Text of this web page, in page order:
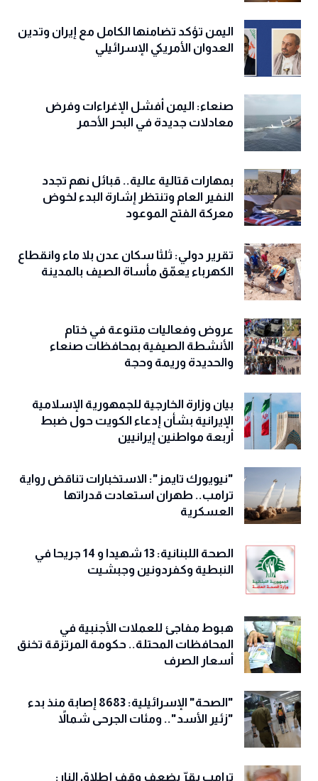
اليمن تؤكد تضامنها الكامل مع إيران وتدين
العدوان الأمريكي الإسرائيلي
صنعاء: اليمن أفشل الإغراءات وفرض
معادلات جديدة في البحر الأحمر
بمهارات قتالية عالية.. قبائل نهم تجدد
النفير العام وتنتظر إشارة البدء لخوض
معركة الفتح الموعود
تقرير دولي: ثلثا سكان عدن بلا ماء وانقطاع
الكهرباء يعمّق مأساة الصيف بالمدينة
عروض وفعاليات متنوعة في ختام
الأنشطة الصيفية بمحافظات صنعاء
والحديدة وريمة وحجة
‏بيان وزارة الخارجية للجمهورية الإسلامية
الإيرانية بشأن إدعاء الكويت حول ضبط
أربعة مواطنين إيرانيين
"نيويورك تايمز": الاستخبارات تناقض رواية
ترامب.. طهران استعادت قدراتها
العسكرية
الصحة اللبنانية: 13 شهيدا و 14 جريحا في
النبطية وكفردونين وجبشيت
هبوط مفاجئ للعملات الأجنبية في
المحافظات المحتلة.. حكومة المرتزقة تخنق
أسعار الصرف
"الصحة" الإسرائيلية: 8683 إصابة منذ بدء
"زئير الأسد".. ومئات الجرحى شمالاً
ترامب يقرّ بضعف وقف إطلاق النار: